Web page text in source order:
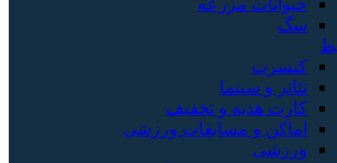
حیوانات مزرعه
سگ
کنسرت
تئاتر و سینما
کارت هدیه و تخفیف
اماکن و مسابقات ورزشی
ورزشی